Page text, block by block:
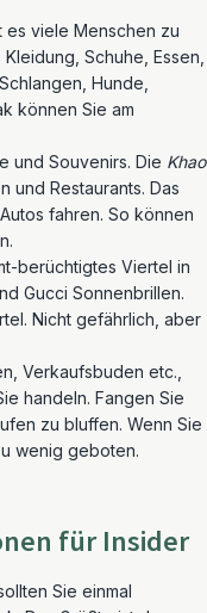
es viele Menschen zu
Schuhe, Essen,
Hunde,
können Sie am
und Souvenirs. Die Khao
und Restaurants. Das
fahren. So können
berüchtigtes Viertel in
Gucci Sonnenbrillen.
Nicht gefährlich, aber
Verkaufsbuden etc.,
handeln. Fangen Sie
zu bluffen. Wenn Sie
wenig geboten.
für Insider
Sie einmal